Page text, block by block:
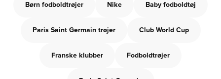
Børn fodboldtrøjer Nike Baby fodboldtøj
Paris Saint Germain trøjer Club World Cup
Franske klubber Fodboldtrøjer